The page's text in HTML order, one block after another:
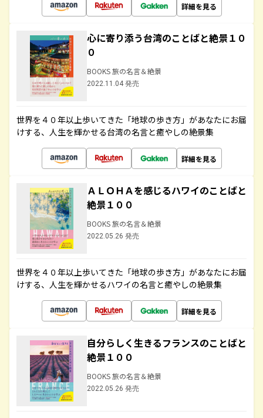
詳細を見る
心に寄り添う台湾のことばと絶景１０
０
BOOKS 旅の名言＆絶景
2022.11.04 発売
世界を４０年以上歩いてきた「地球の歩き方」があなたにお届
けする、人生を輝かせる台湾の名言と癒やしの絶景集
詳細を見る
ＡＬＯＨＡを感じるハワイのことばと
絶景１００
BOOKS 旅の名言＆絶景
2022.05.26 発売
世界を４０年以上歩いてきた「地球の歩き方」があなたにお届
けする、人生を輝かせるハワイの名言と癒やしの絶景集
詳細を見る
自分らしく生きるフランスのことばと
絶景１００
BOOKS 旅の名言＆絶景
2022.05.26 発売